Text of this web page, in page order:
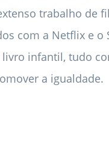
trabalho de
com a Netflix e o
infantil, tudo
a igualdade.